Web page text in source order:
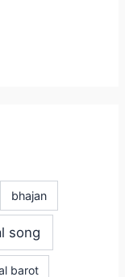
bhajan
song
barot